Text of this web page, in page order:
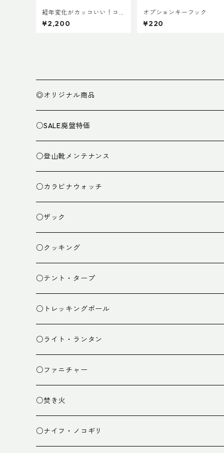
経年変化がカッコいい！コ
ールマン・ランタン用ボト
ムレザーカバー135mm
¥2,200
オプションキーフック
¥220
◎オリジナル商品
○SALE廃盤特価
○登山靴メンテナンス
○カラビナウォッチ
○ザック
ザック
スタッフバッグ
ザック小物
○クッキング
クッカー
バーナー
カトラリー
クッキング小物
○テント・タープ
テント
タープ
ペグ・ハンマー・小物
○トレッキングポール
○ライト・ランタン
ライト
ランタン
○ファニチャー
テーブル
チェア
○焚き火
焚き火台
○ナイフ・ノコギリ